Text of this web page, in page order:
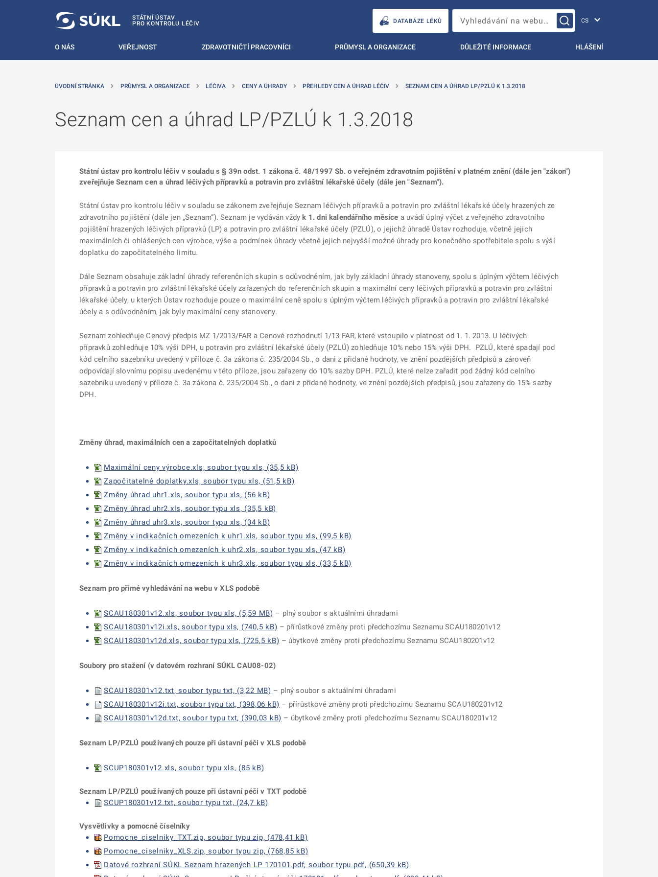
STÁTNÍ ÚSTAV
PRO KONTROLU LÉČIV
DATABÁZE LÉKŮ Vyhledávání na webu…
O NÁS VEŘEJNOST ZDRAVOTNIČTÍ PRACOVNÍCI PRŮMYSL A ORGANIZACE DŮLEŽITÉ INFORMACE HLÁŠENÍ
ÚVODNÍ STRÁNKA PRŮMYSL A ORGANIZACE LÉČIVA CENY A ÚHRADY PŘEHLEDY CEN A ÚHRAD LÉČIV SEZNAM CEN A ÚHRAD LP/PZLÚ K 1.3.2018
Seznam cen a úhrad LP/PZLÚ k 1.3.2018
Státní ústav pro kontrolu léčiv v souladu s § 39n odst. 1 zákona č. 48/1997 Sb. o veřejném zdravotním pojištění v platném znění (dále jen "zákon")
zveřejňuje Seznam cen a úhrad léčivých přípravků a potravin pro zvláštní lékařské účely (dále jen "Seznam").
Státní ústav pro kontrolu léčiv v souladu se zákonem zveřejňuje Seznam léčivých přípravků a potravin pro zvláštní lékařské účely hrazených ze
zdravotního pojištění (dále jen „Seznam“). Seznam je vydáván vždy k 1. dni kalendářního měsíce a uvádí úplný výčet z veřejného zdravotního
pojištění hrazených léčivých přípravků (LP) a potravin pro zvláštní lékařské účely (PZLÚ), o jejichž úhradě Ústav rozhoduje, včetně jejich
maximálních či ohlášených cen výrobce, výše a podmínek úhrady včetně jejich nejvyšší možné úhrady pro konečného spotřebitele spolu s výší
doplatku do započitatelného limitu.
Dále Seznam obsahuje základní úhrady referenčních skupin s odůvodněním, jak byly základní úhrady stanoveny, spolu s úplným výčtem léčivých
přípravků a potravin pro zvláštní lékařské účely zařazených do referenčních skupin a maximální ceny léčivých přípravků a potravin pro zvláštní
lékařské účely, u kterých Ústav rozhoduje pouze o maximální ceně spolu s úplným výčtem léčivých přípravků a potravin pro zvláštní lékařské
účely a s odůvodněním, jak byly maximální ceny stanoveny.
Seznam zohledňuje Cenový předpis MZ 1/2013/FAR a Cenové rozhodnutí 1/13-FAR, které vstoupilo v platnost od 1. 1. 2013. U léčivých
přípravků zohledňuje 10% výši DPH, u potravin pro zvláštní lékařské účely (PZLÚ) zohledňuje 10% nebo 15% výši DPH. PZLÚ, které spadají pod
kód celního sazebníku uvedený v příloze č. 3a zákona č. 235/2004 Sb., o dani z přidané hodnoty, ve znění pozdějších předpisů a zároveň
odpovídají slovnímu popisu uvedenému v této příloze, jsou zařazeny do 10% sazby DPH. PZLÚ, které nelze zařadit pod žádný kód celního
sazebníku uvedený v příloze č. 3a zákona č. 235/2004 Sb., o dani z přidané hodnoty, ve znění pozdějších předpisů, jsou zařazeny do 15% sazby
DPH.
Změny úhrad, maximálních cen a započitatelných doplatků
Maximální ceny výrobce.xls, soubor typu xls, (35,5 kB)
Započitatelné doplatky.xls, soubor typu xls, (51,5 kB)
Změny úhrad uhr1.xls, soubor typu xls, (56 kB)
Změny úhrad uhr2.xls, soubor typu xls, (35,5 kB)
Změny úhrad uhr3.xls, soubor typu xls, (34 kB)
Změny v indikačních omezeních k uhr1.xls, soubor typu xls, (99,5 kB)
Změny v indikačních omezeních k uhr2.xls, soubor typu xls, (47 kB)
Změny v indikačních omezeních k uhr3.xls, soubor typu xls, (33,5 kB)
Seznam pro přímé vyhledávání na webu v XLS podobě
SCAU180301v12.xls, soubor typu xls, (5,59 MB) – plný soubor s aktuálními úhradami
SCAU180301v12i.xls, soubor typu xls, (740,5 kB) – přírůstkové změny proti předchozímu Seznamu SCAU180201v12
SCAU180301v12d.xls, soubor typu xls, (725,5 kB) – úbytkové změny proti předchozímu Seznamu SCAU180201v12
Soubory pro stažení (v datovém rozhraní SÚKL CAU08-02)
SCAU180301v12.txt, soubor typu txt, (3,22 MB) – plný soubor s aktuálními úhradami
SCAU180301v12i.txt, soubor typu txt, (398,06 kB) – přírůstkové změny proti předchozímu Seznamu SCAU180201v12
SCAU180301v12d.txt, soubor typu txt, (390,03 kB) – úbytkové změny proti předchozímu Seznamu SCAU180201v12
Seznam LP/PZLÚ používaných pouze při ústavní péči v XLS podobě
SCUP180301v12.xls, soubor typu xls, (85 kB)
Seznam LP/PZLÚ používaných pouze při ústavní péči v TXT podobě
SCUP180301v12.txt, soubor typu txt, (24,7 kB)
Vysvětlivky a pomocné číselníky
Pomocne_ciselniky_TXT.zip, soubor typu zip, (478,41 kB)
Pomocne_ciselniky_XLS.zip, soubor typu zip, (768,85 kB)
Datové rozhraní SÚKL Seznam hrazených LP 170101.pdf, soubor typu pdf, (650,39 kB)